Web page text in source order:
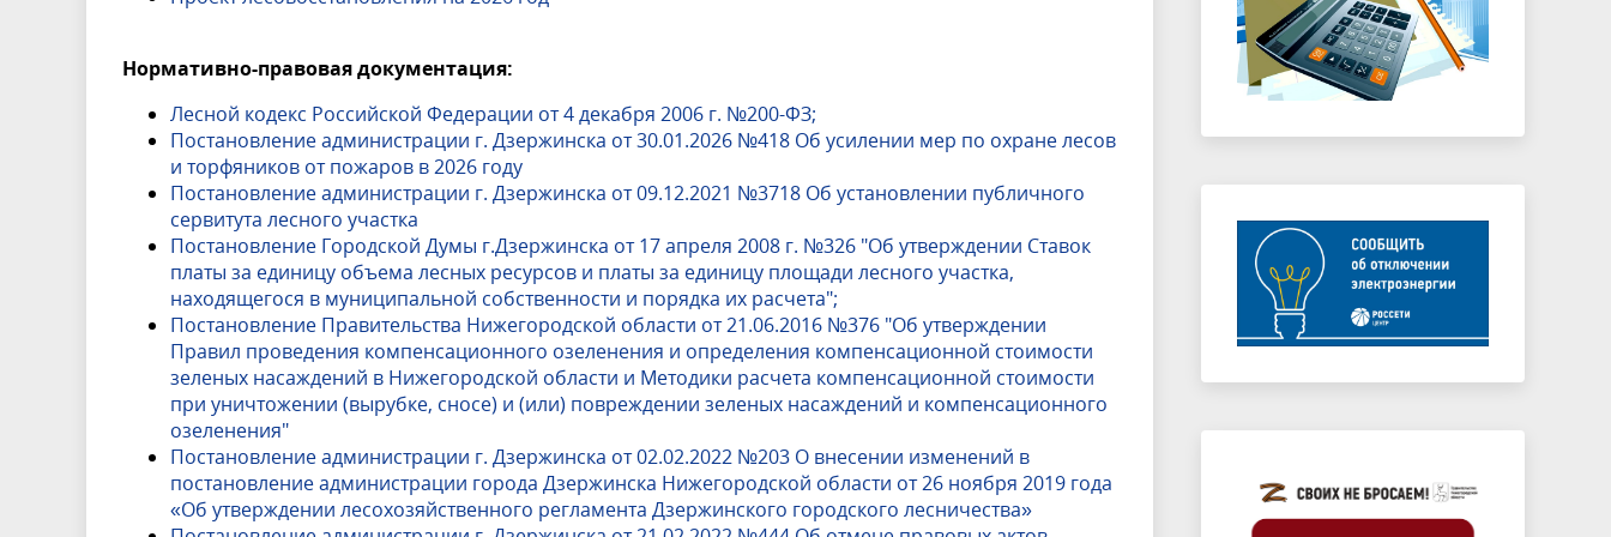
Нормативно-правовая документация:
Лесной кодекс Российской Федерации от 4 декабря 2006 г. №200-ФЗ;
Постановление администрации г. Дзержинска от 30.01.2026 №418 Об усилении мер по охране лесов
и торфяников от пожаров в 2026 году
Постановление администрации г. Дзержинска от 09.12.2021 №3718 Об установлении публичного
сервитута лесного участка
Постановление Городской Думы г.Дзержинска от 17 апреля 2008 г. №326 "Об утверждении Ставок
платы за единицу объема лесных ресурсов и платы за единицу площади лесного участка,
находящегося в муниципальной собственности и порядка их расчета";
Постановление Правительства Нижегородской области от 21.06.2016 №376 "Об утверждении
Правил проведения компенсационного озеленения и определения компенсационной стоимости
зеленых насаждений в Нижегородской области и Методики расчета компенсационной стоимости
при уничтожении (вырубке, сносе) и (или) повреждении зеленых насаждений и компенсационного
озеленения"
Постановление администрации г. Дзержинска от 02.02.2022 №203 О внесении изменений в
постановление администрации города Дзержинска Нижегородской области от 26 ноября 2019 года
«Об утверждении лесохозяйственного регламента Дзержинского городского лесничества»